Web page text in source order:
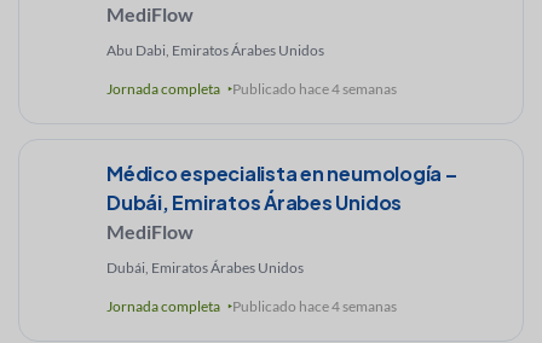
MediFlow
Abu Dabi, Emiratos Árabes Unidos
Jornada completa Publicado hace 4 semanas
Médico especialista en neumología –
Dubái, Emiratos Árabes Unidos
MediFlow
Dubái, Emiratos Árabes Unidos
Jornada completa Publicado hace 4 semanas